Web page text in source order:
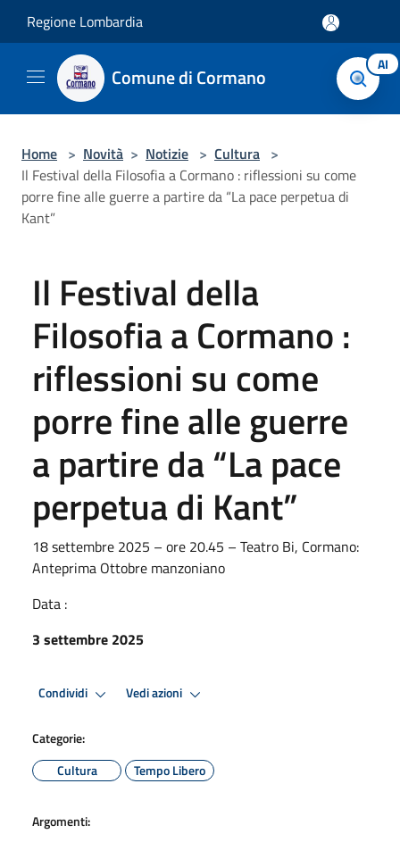
Regione Lombardia
Comune di Cormano AI
Home > Novità > Notizie > Cultura >
Il Festival della Filosofia a Cormano : riflessioni su come
porre fine alle guerre a partire da “La pace perpetua di
Kant”
Il Festival della
Filosofia a Cormano :
riflessioni su come
porre fine alle guerre
a partire da “La pace
perpetua di Kant”
18 settembre 2025 – ore 20.45 – Teatro Bi, Cormano:
Anteprima Ottobre manzoniano
Data :
3 settembre 2025
Condividi Vedi azioni
Categorie:
Cultura
Tempo Libero
Argomenti: